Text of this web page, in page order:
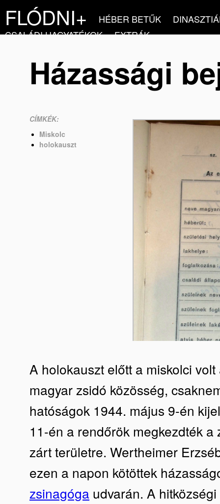
FLÓDNI+ HÉBER BETŰK
CSALÁDI HAGYATÉKOK
EXTRÁK
Házassági
CÍMKÉK:
Miskolc
holokauszt
A holokauszt előtt a miskolci
magyar zsidó közösség,
hatóságok 1944. május 9-én
11-én a rendőrök megkezdték
zárt területre. Wertheimer
ezen a napon kötöttek
zsinagóga udvarán. A